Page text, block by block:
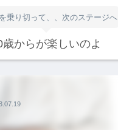
乗り切って、、次のステージへ
歳からが楽しいのよ